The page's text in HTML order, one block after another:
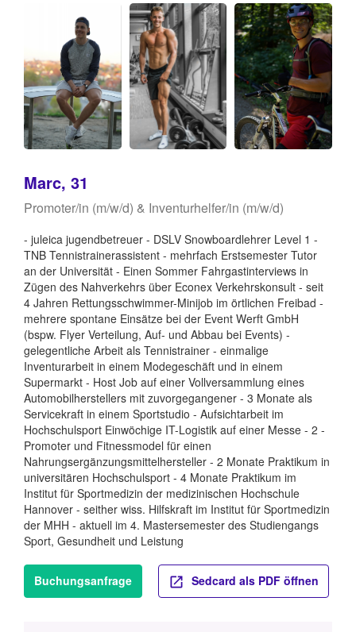
Marc, 31
Promoter/in (m/w/d) & Inventurhelfer/in (m/w/d)
- juleica jugendbetreuer - DSLV Snowboardlehrer Level 1 -
TNB Tennistrainerassistent - mehrfach Erstsemester Tutor
an der Universität - Einen Sommer Fahrgastinterviews in
Zügen des Nahverkehrs über Econex Verkehrskonsult - seit
4 Jahren Rettungsschwimmer-Minijob im örtlichen Freibad -
mehrere spontane Einsätze bei der Event Werft GmbH
(bspw. Flyer Verteilung, Auf- und Abbau bei Events) -
gelegentliche Arbeit als Tennistrainer - einmalige
Inventurarbeit in einem Modegeschäft und in einem
Supermarkt - Host Job auf einer Vollversammlung eines
Automobilherstellers mit zuvorgegangener - 3 Monate als
Servicekraft in einem Sportstudio - Aufsichtarbeit im
Hochschulsport Einwöchige IT-Logistik auf einer Messe - 2 -
Promoter und Fitnessmodel für einen
Nahrungsergänzungsmittelhersteller - 2 Monate Praktikum in
universitären Hochschulsport - 4 Monate Praktikum im
Institut für Sportmedizin der medizinischen Hochschule
Hannover - seither wiss. Hilfskraft im Institut für Sportmedizin
der MHH - aktuell im 4. Mastersemester des Studiengangs
Sport, Gesundheit und Leistung
Buchungsanfrage Sedcard als PDF öffnen